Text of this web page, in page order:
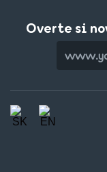
Overte si